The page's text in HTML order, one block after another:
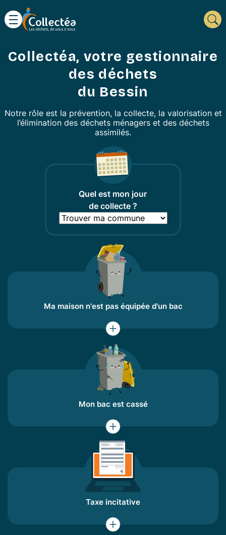
Collectéa, votre gestionnaire
des déchets
du Bessin
Notre rôle est la prévention, la collecte, la valorisation et
l’élimination des déchets ménagers et des déchets
assimilés.
Quel est mon jour
de collecte ?
Ma maison n'est pas équipée d'un bac
Mon bac est cassé
Taxe incitative